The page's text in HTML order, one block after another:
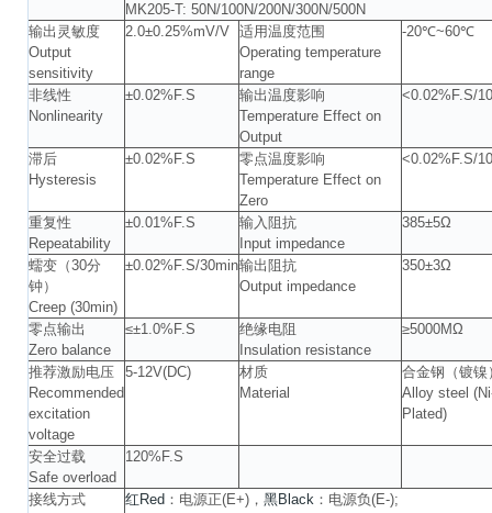
MK205-T: 50N/100N/200N/300N/500N
输出灵敏度
Output
sensitivity
2.0±0.25%mV/V 适用温度范围
Operating temperature
range
-20℃~60℃
非线性
Nonlinearity
±0.02%F.S
输出温度影响
Temperature Effect on
Output
<0.02%F.S/
滞后
Hysteresis
±0.02%F.S
零点温度影响
Temperature Effect on
Zero
<0.02%F.S/
重复性
Repeatability
±0.01%F.S
输入阻抗
Input impedance
385±5Ω
蠕变（30分
钟）
Creep (30min)
±0.02%F.S/30min输出阻抗
Output impedance
350±3Ω
零点输出
Zero balance
≤±1.0%F.S
绝缘电阻
Insulation resistance
≥5000MΩ
推荐激励电压
Recommended
excitation
voltage
5-12V(DC)
材质
Material
合金钢（镀镍
Alloy steel
Plated)
安全过载
Safe overload
120%F.S
接线方式
红Red ：电源正(E+)， 黑Black ：电源负(E-);